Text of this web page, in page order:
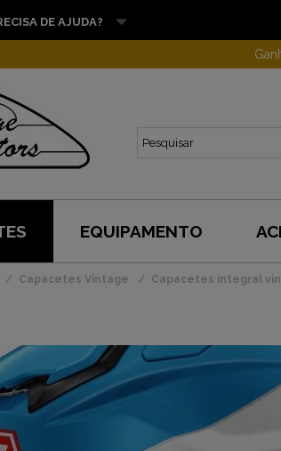
DE AJUDA?
EQUIPAMENTO
Capacetes Vintage Capacetes integral